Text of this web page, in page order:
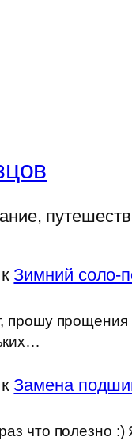
к Зимний соло-
прошу
к Замена
что полезно